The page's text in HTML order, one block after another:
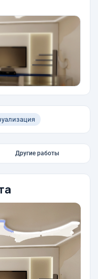
Другие работы